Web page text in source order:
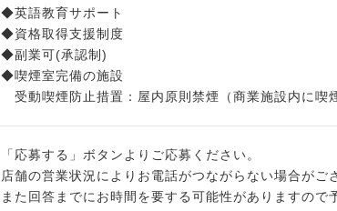
◆英語教育サポート
◆資格取得支援制度
◆副業可(承認制)
◆喫煙室完備の施設
受動喫煙防止措置：屋内原則禁煙（商業施設内に喫
「応募する」ボタンよりご応募ください。
店舗の営業状況によりお電話がつながらない場合がご
また回答までにお時間を要する可能性がありますので